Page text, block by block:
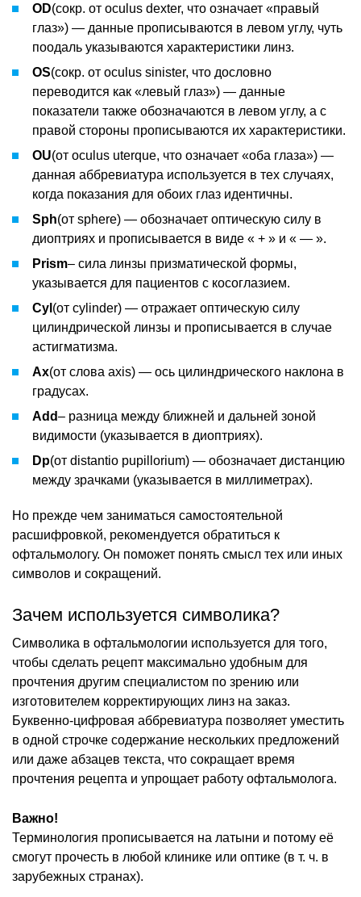
OD(сокр. от oculus dexter, что означает «правый
глаз») — данные прописываются в левом углу, чуть
поодаль указываются характеристики линз.
OS(сокр. от oculus sinister, что дословно
переводится как «левый глаз») — данные
показатели также обозначаются в левом углу, а с
правой стороны прописываются их характеристики.
OU(от oculus uterque, что означает «оба глаза») —
данная аббревиатура используется в тех случаях,
когда показания для обоих глаз идентичны.
Sph(от sphere) — обозначает оптическую силу в
диоптриях и прописывается в виде « + » и « — ».
Prism– сила линзы призматической формы,
указывается для пациентов с косоглазием.
Cyl (от cylinder) — отражает оптическую силу
цилиндрической линзы и прописывается в случае
астигматизма.
Ax(от слова axis) — ось цилиндрического наклона в
градусах.
Add– разница между ближней и дальней зоной
видимости (указывается в диоптриях).
Dp(от distantio pupillorium) — обозначает дистанцию
между зрачками (указывается в миллиметрах).
Но прежде чем заниматься самостоятельной
расшифровкой, рекомендуется обратиться к
офтальмологу. Он поможет понять смысл тех или иных
символов и сокращений.
Зачем используется символика?
Символика в офтальмологии используется для того,
чтобы сделать рецепт максимально удобным для
прочтения другим специалистом по зрению или
изготовителем корректирующих линз на заказ.
Буквенно-цифровая аббревиатура позволяет уместить
в одной строчке содержание нескольких предложений
или даже абзацев текста, что сокращает время
прочтения рецепта и упрощает работу офтальмолога.
Важно!
Терминология прописывается на латыни и потому её
смогут прочесть в любой клинике или оптике (в т. ч. в
зарубежных странах).